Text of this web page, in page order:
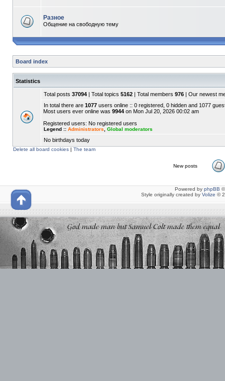
Разное
Общение на свободную тему
Board index
Statistics
Total posts 37094 | Total topics 5162 | Total members 976 | Our newest
In total there are 1077 users online :: 0 registered, 0 hidden and 1077
Most users ever online was 9944 on Mon Jul 20, 2026 00:02 am
Registered users: No registered users
Legend :: Administrators Global moderators
No birthdays today
Delete all board cookies | The team
New posts
Powered by phpBB
Style originally created by Volize ©